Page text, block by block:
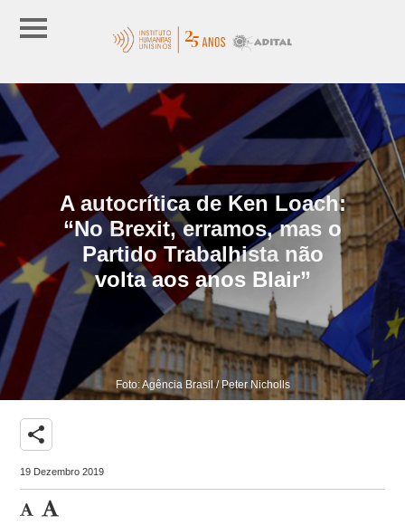
A autocrítica de Ken Loach:
“No Brexit, erramos, mas o
Partido Trabalhista não
volta aos anos Blair”
Foto: Agência Brasil / Peter Nicholls
share
19 Dezembro 2019